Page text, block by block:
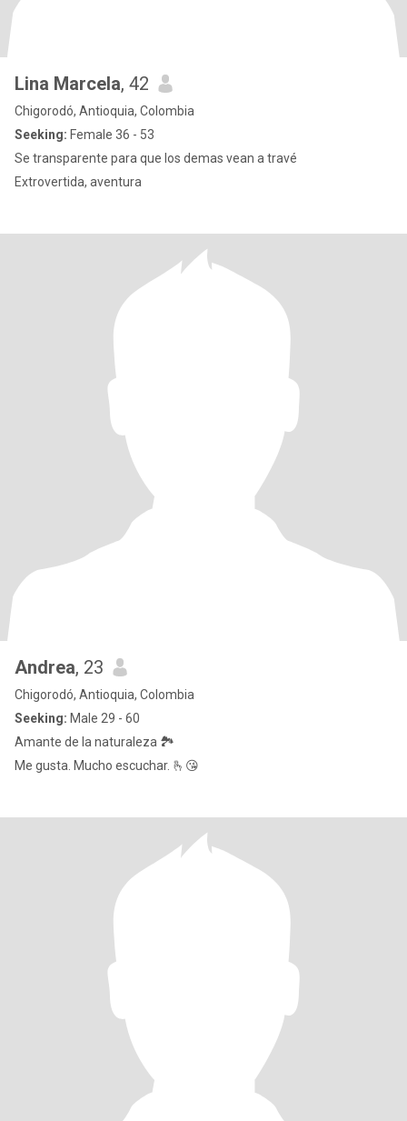
Lina Marcela, 42
Chigorodó, Antioquia, Colombia
Seeking: Female 36 - 53
Se transparente para que los demas vean a travé
Extrovertida, aventura
Andrea, 23
Chigorodó, Antioquia, Colombia
Seeking: Male 29 - 60
Amante de la naturaleza 🏞️
Me gusta. Mucho escuchar. 🫰😘